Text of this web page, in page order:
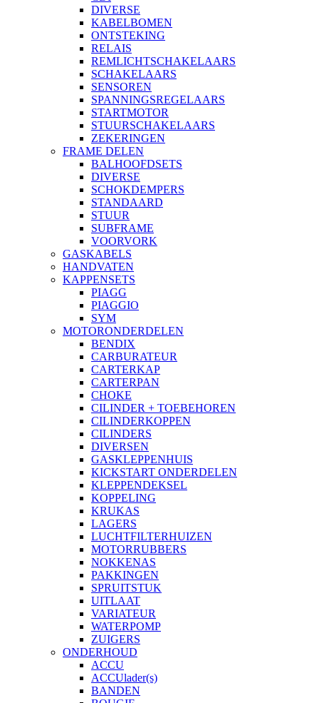
DIVERSE
KABELBOMEN
ONTSTEKING
RELAIS
REMLICHTSCHAKELAARS
SCHAKELAARS
SENSOREN
SPANNINGSREGELAARS
STARTMOTOR
STUURSCHAKELAARS
ZEKERINGEN
FRAME DELEN
BALHOOFDSETS
DIVERSE
SCHOKDEMPERS
STANDAARD
STUUR
SUBFRAME
VOORVORK
GASKABELS
HANDVATEN
KAPPENSETS
PIAGG
PIAGGIO
SYM
MOTORONDERDELEN
BENDIX
CARBURATEUR
CARTERKAP
CARTERPAN
CHOKE
CILINDER + TOEBEHOREN
CILINDERKOPPEN
CILINDERS
DIVERSEN
GASKLEPPENHUIS
KICKSTART ONDERDELEN
KLEPPENDEKSEL
KOPPELING
KRUKAS
LAGERS
LUCHTFILTERHUIZEN
MOTORRUBBERS
NOKKENAS
PAKKINGEN
SPRUITSTUK
UITLAAT
VARIATEUR
WATERPOMP
ZUIGERS
ONDERHOUD
ACCU
ACCUlader(s)
BANDEN